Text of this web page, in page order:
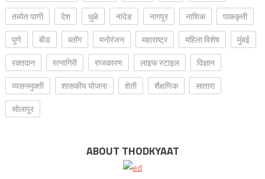
तब्येत पाणी
देश धुळे नांदेड नागपूर नाशिक
पाककृती
पुणे
बीड ब्लॉग मनोरंजन महाराष्ट्र महिला विशेष
मुंबई
रक्‍तदान
रत्नागिरी राजकारण लाइफ स्टाइल
विज्ञान
व्यसनमुक्ती
शासकीय योजना शेती शैक्षणिक
सातारा
सोलापूर
ABOUT THODKYAAT